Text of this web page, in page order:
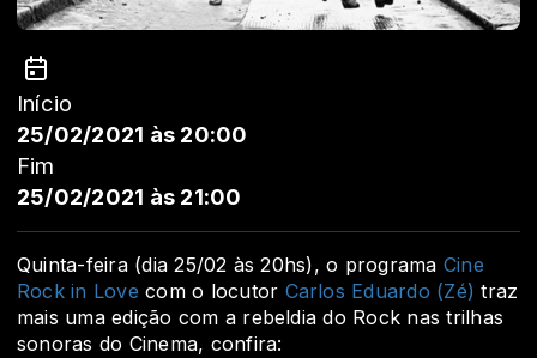
Início
25/02/2021 às 20:00
Fim
25/02/2021 às 21:00
Quinta-feira (dia 25/02 às 20hs), o programa Cine
Rock in Love com o locutor Carlos Eduardo (Zé) traz
mais uma edição com a rebeldia do Rock nas trilhas
sonoras do Cinema, confira: